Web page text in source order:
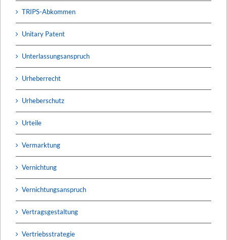
TRIPS-Abkommen
Unitary Patent
Unterlassungsanspruch
Urheberrecht
Urheberschutz
Urteile
Vermarktung
Vernichtung
Vernichtungsanspruch
Vertragsgestaltung
Vertriebsstrategie